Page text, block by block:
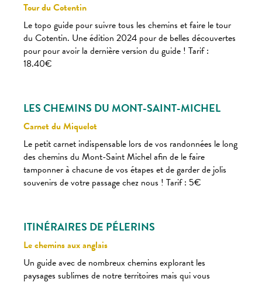
Tour du Cotentin
Le topo guide pour suivre tous les chemins et faire le tour
du Cotentin. Une édition 2024 pour de belles découvertes
pour pour avoir la dernière version du guide ! Tarif :
18.40€
LES CHEMINS DU MONT-SAINT-MICHEL
Carnet du Miquelot
Le petit carnet indispensable lors de vos randonnées le long
des chemins du Mont-Saint Michel afin de le faire
tamponner à chacune de vos étapes et de garder de jolis
souvenirs de votre passage chez nous ! Tarif : 5€
ITINÉRAIRES DE PÉLERINS
Le chemins aux anglais
Un guide avec de nombreux chemins explorant les
paysages sublimes de notre territoires mais qui vous